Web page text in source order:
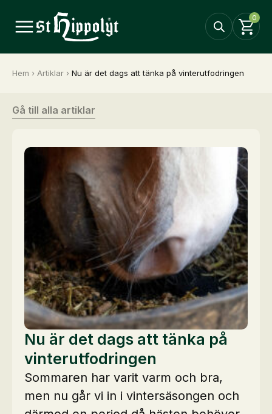
0
Hem › Artiklar › Nu är det dags att tänka på vinterutfodringen
Gå till alla artiklar
Nu är det dags att tänka på
vinterutfodringen
Sommaren har varit varm och bra,
men nu går vi in i vintersäsongen och